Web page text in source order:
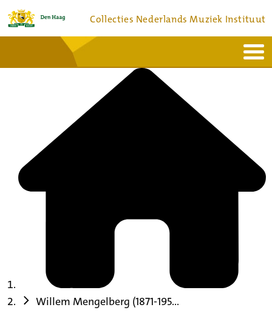
Collecties Nederlands Muziek Instituut
Bronnen en collecties
Willem Mengelberg (1871-195...